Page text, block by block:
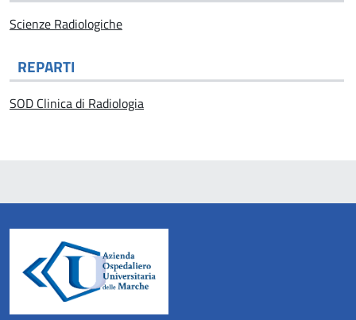
Scienze Radiologiche
REPARTI
SOD Clinica di Radiologia